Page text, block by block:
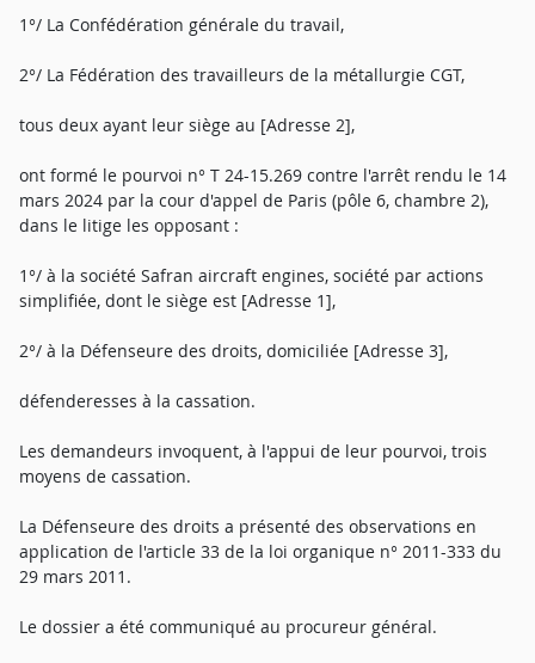
1°/ La Confédération générale du travail,
2°/ La Fédération des travailleurs de la métallurgie CGT,
tous deux ayant leur siège au [Adresse 2],
ont formé le pourvoi n° T 24-15.269 contre l'arrêt rendu le 14
mars 2024 par la cour d'appel de Paris (pôle 6, chambre 2),
dans le litige les opposant :
1°/ à la société Safran aircraft engines, société par actions
simplifiée, dont le siège est [Adresse 1],
2°/ à la Défenseure des droits, domiciliée [Adresse 3],
défenderesses à la cassation.
Les demandeurs invoquent, à l'appui de leur pourvoi, trois
moyens de cassation.
La Défenseure des droits a présenté des observations en
application de l'article 33 de la loi organique n° 2011-333 du
29 mars 2011.
Le dossier a été communiqué au procureur général.